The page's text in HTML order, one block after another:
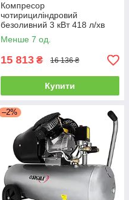
Компресор
чотирициліндровий
безоливний 3 кВт 418 л/хв
8бар 50 л SIGMA (7042561)
+БЕЗКОШТОВНА ДОСТАВКА!
Менше 7 од.
15 813 ₴ 16 136 ₴
Купити
–2%